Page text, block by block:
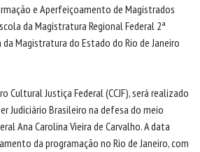
e Aperfeiçoamento de Magistrados
da Magistratura Regional Federal 2ª
Magistratura do Estado do Rio de Janeiro
Cultural Justiça Federal (CCJF), será realizado
Judiciário Brasileiro na defesa do meio
Ana Carolina Vieira de Carvalho. A data
da programação no Rio de Janeiro, com